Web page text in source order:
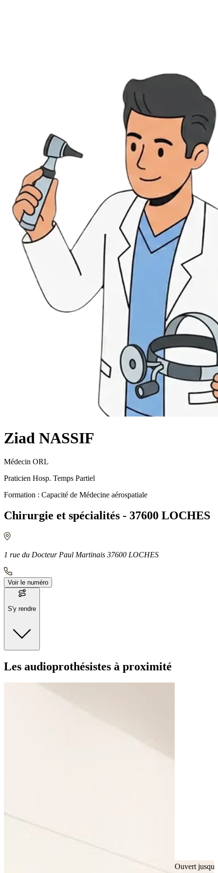
Ziad NASSIF
Médecin ORL
Praticien Hosp. Temps Partiel
Formation : Capacité de Médecine aérospatiale
Chirurgie et spécialités - 37600 LOCHES
1 rue du Docteur Paul Martinais 37600 LOCHES
Voir le numéro
S'y rendre
Moyens de transport
Bus - Loches − Gare SNCF
Les audioprothésistes à proximité
Ouvert